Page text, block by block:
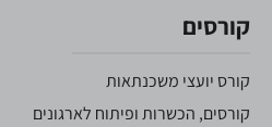
קורסים
קורס יועצי משכנתאות
קורסים, הכשרות ופיתוח לארגונים